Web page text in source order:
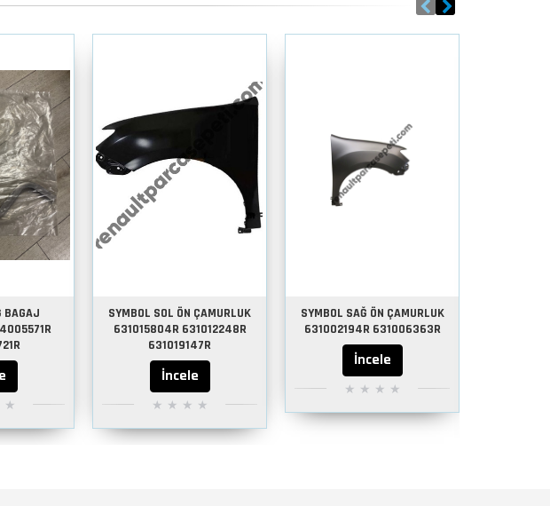
BAGAJ
SYMBOL SOL ÖN ÇAMURLUK
631015804R 631012248R
631019147R
İncele
SYMBOL SAĞ ÖN ÇAMURLUK
631002194R 631006363R
İncele